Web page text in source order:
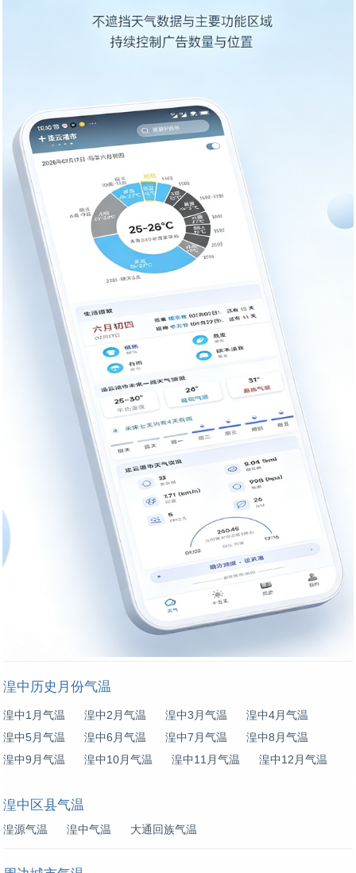
湟中历史月份气温
湟中1月气温 湟中2月气温 湟中3月气温
湟中4月气温
湟中5月气温
湟中6月气温 湟中7月气温
湟中8月气温
湟中9月气温
湟中10月气温 湟中11月气温 湟中12月气温
湟中区县气温
湟源气温 湟中气温 大通回族气温